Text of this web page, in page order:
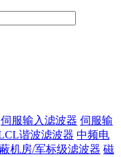
伺服输入滤波器 伺服输
谐波滤波器 中频电
机房/军标级滤波器 磁